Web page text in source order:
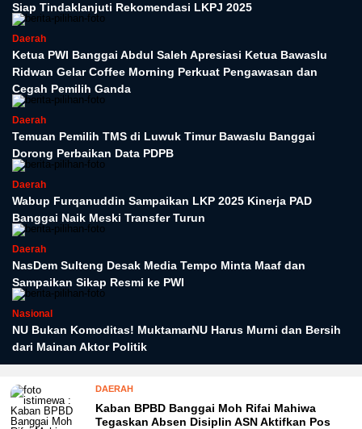
Siap Tindaklanjuti Rekomendasi LKPJ 2025
Daerah
Ketua PWI Banggai Abdul Saleh Apresiasi Ketua Bawaslu
Ridwan Gelar Coffee Morning Perkuat Pengawasan dan
Cegah Pemilih Ganda
Daerah
Temuan Pemilih TMS di Luwuk Timur Bawaslu Banggai
Dorong Perbaikan Data PDPB
Daerah
Wabup Furqanuddin Sampaikan LKP 2025 Kinerja PAD
Banggai Naik Meski Transfer Turun
Daerah
NasDem Sulteng Desak Media Tempo Minta Maaf dan
Sampaikan Sikap Resmi ke PWI
Nasional
NU Bukan Komoditas! MuktamarNU Harus Murni dan Bersih
dari Mainan Aktor Politik
DAERAH
Kaban BPBD Banggai Moh Rifai Mahiwa
Tegaskan Absen Disiplin ASN Aktifkan Pos